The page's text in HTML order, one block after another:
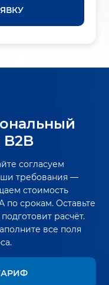
согласуем
требования —
стоимость
по срокам. Оставьте
расчёт.
все поля